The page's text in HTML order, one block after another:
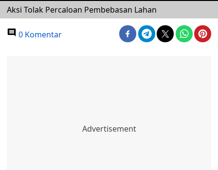
Aksi Tolak Percaloan Pembebasan Lahan
0 Komentar